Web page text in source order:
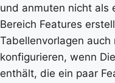
und anmuten nicht als
Bereich Features
Tabellenvorlagen
konfigurieren, wenn
enthält, die ein paar